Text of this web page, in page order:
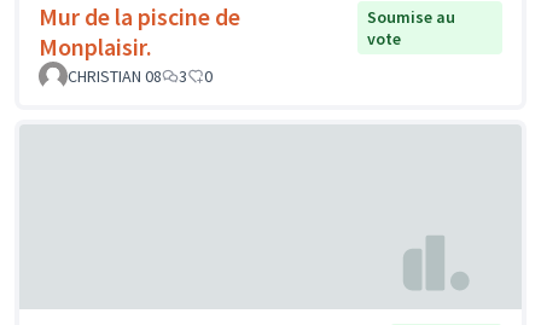
Mur de la piscine de
Monplaisir.
Soumise au
vote
CHRISTIAN 08
3 0